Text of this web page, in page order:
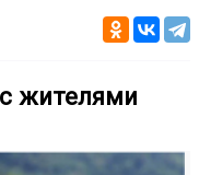
жителями